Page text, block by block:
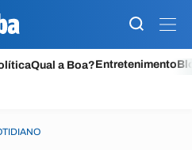
Qual a Boa?Entretenimento